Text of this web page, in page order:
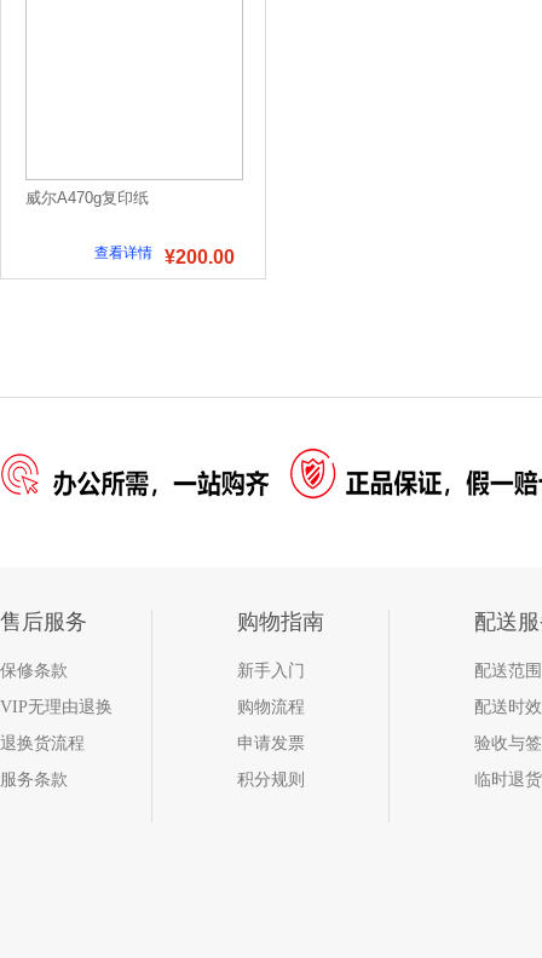
威尔A470g复印纸
¥200.00
查看详情
售后服务
保修条款
VIP无理由退换
退换货流程
服务条款
购物指南
新手入门
购物流程
申请发票
积分规则
配送
配送范围
配送时效
验收与
临时退货